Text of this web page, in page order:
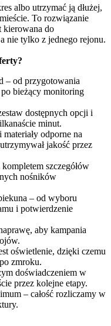
albo utrzymać ją dłużej,
To rozwiązanie
kierowana do
nie tylko z jednego rejonu.
– od przygotowania
bieżący monitoring
dostępnych opcji i
minut.
odporne na
jakość przez
szczegółów
nośników
– od wyboru
i potwierdzenie
aby kampania
oświetlenie, dzięki czemu
zmroku.
doświadczeniem w
przez kolejne etapy.
– całość rozliczamy w